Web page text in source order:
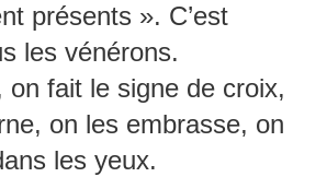
présents ». C’est
les vénérons.
on fait le signe de croix,
on les embrasse, on
les yeux.